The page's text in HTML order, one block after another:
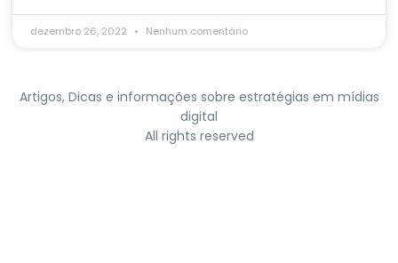
dezembro 26, 2022 Nenhum comentário
Artigos, Dicas e informações sobre estratégias em mídias
digital
All rights reserved